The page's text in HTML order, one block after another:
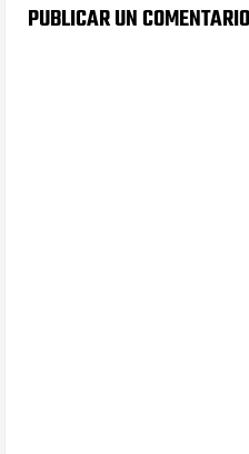
PUBLICAR UN COMENTARIO